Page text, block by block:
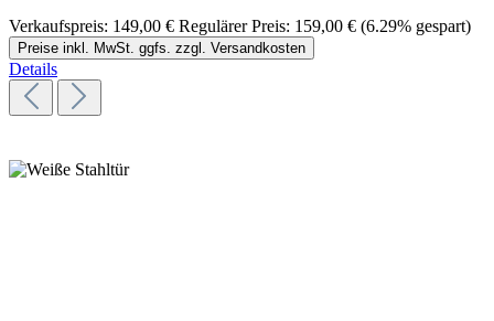
Verkaufspreis: 149,00 € Regulärer Preis: 159,00 € (6.29% gespart)
Preise inkl. MwSt. ggfs. zzgl. Versandkosten
Details